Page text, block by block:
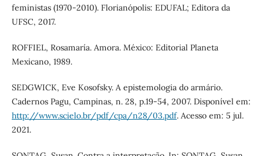
feministas (1970-2010). Florianópolis: EDUFAL; Editora da
UFSC, 2017.
ROFFIEL, Rosamaría. Amora. México: Editorial Planeta
Mexicano, 1989.
SEDGWICK, Eve Kosofsky. A epistemologia do armário.
Cadernos Pagu, Campinas, n. 28, p.19-54, 2007. Disponível em:
http://www.scielo.br/pdf/cpa/n28/03.pdf. Acesso em: 5 jul.
2021.